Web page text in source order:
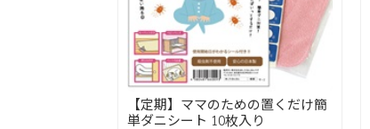
【定期】ママのための置くだけ簡
単ダニシート 10枚入り